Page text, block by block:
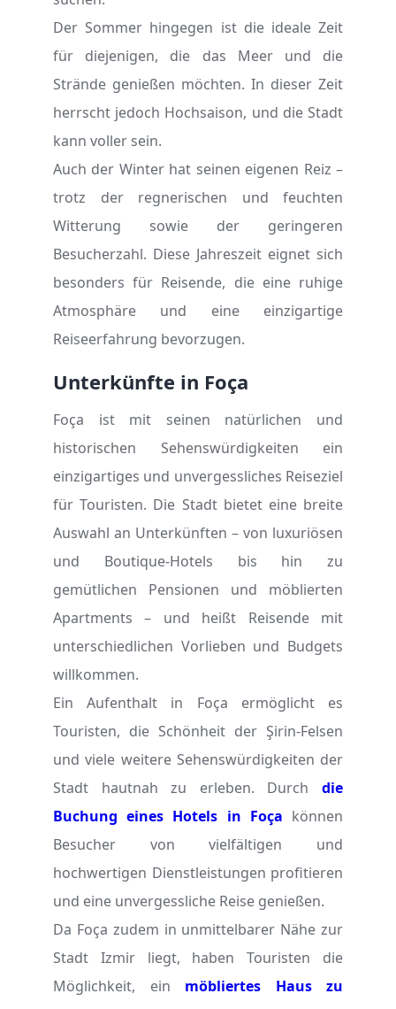
Der Sommer hingegen ist die ideale Zeit
für diejenigen, die das Meer und die
Strände genießen möchten. In dieser Zeit
herrscht jedoch Hochsaison, und die Stadt
kann voller sein.
Auch der Winter hat seinen eigenen Reiz –
trotz der regnerischen und feuchten
Witterung sowie der geringeren
Besucherzahl. Diese Jahreszeit eignet sich
besonders für Reisende, die eine ruhige
Atmosphäre und eine einzigartige
Reiseerfahrung bevorzugen.
Unterkünfte in Foça
Foça ist mit seinen natürlichen und
historischen Sehenswürdigkeiten ein
einzigartiges und unvergessliches Reiseziel
für Touristen. Die Stadt bietet eine breite
Auswahl an Unterkünften – von luxuriösen
und Boutique-Hotels bis hin zu
gemütlichen Pensionen und möblierten
Apartments – und heißt Reisende mit
unterschiedlichen Vorlieben und Budgets
willkommen.
Ein Aufenthalt in Foça ermöglicht es
Touristen, die Schönheit der Şirin-Felsen
und viele weitere Sehenswürdigkeiten der
Stadt hautnah zu erleben. Durch
die
Buchung eines Hotels in Foça können
Besucher von vielfältigen und
hochwertigen Dienstleistungen profitieren
und eine unvergessliche Reise genießen.
Da Foça zudem in unmittelbarer Nähe zur
Stadt Izmir liegt, haben Touristen die
Möglichkeit, ein möbliertes Haus zu